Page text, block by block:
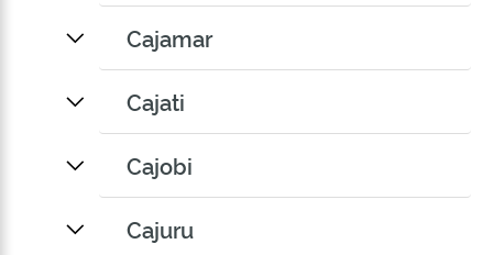
Cajamar
Cajati
Cajobi
Cajuru